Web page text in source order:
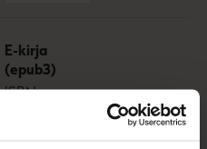
a
b
E-kirja
(epub3)
ISBN
Lataa